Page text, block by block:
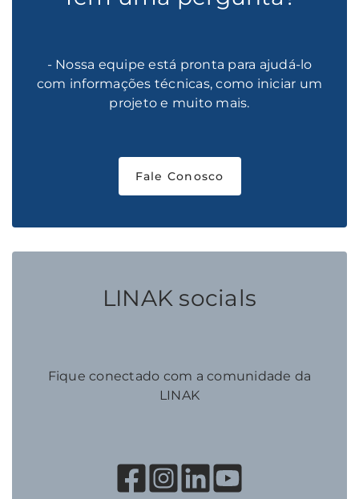
- Nossa equipe está pronta para ajudá-lo
com informações técnicas, como iniciar um
projeto e muito mais.
Fale Conosco
LINAK socials
Fique conectado com a comunidade da
LINAK